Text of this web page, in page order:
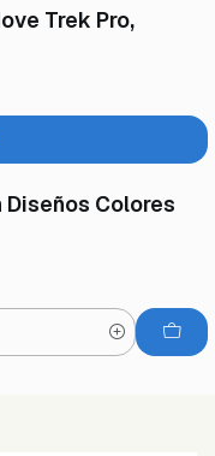
Trek Pro,
Colores